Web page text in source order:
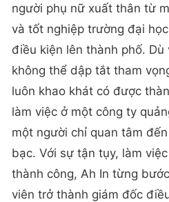
người phụ nữ xuất thân từ
và tốt nghiệp trường đại
điều kiện lên thành phố. Dù
không thể dập tắt tham
luôn khao khát có được
làm việc ở một công ty
một người chỉ quan tâm
bạc. Với sự tận tụy, làm
thành công, Ah In từng
viên trở thành giám đốc